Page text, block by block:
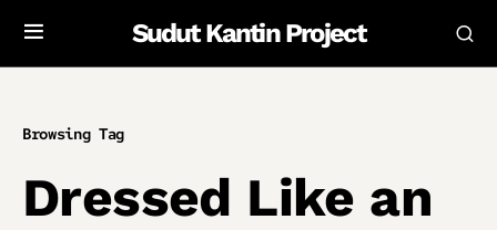
Sudut Kantin Project
Browsing Tag
Dressed Like an